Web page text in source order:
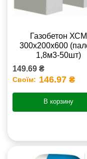
Газобетон ХСМ
300x200x600
1,8м3-50шт)
149.69 ₴
Своїм: 146.97 ₴
В корзину